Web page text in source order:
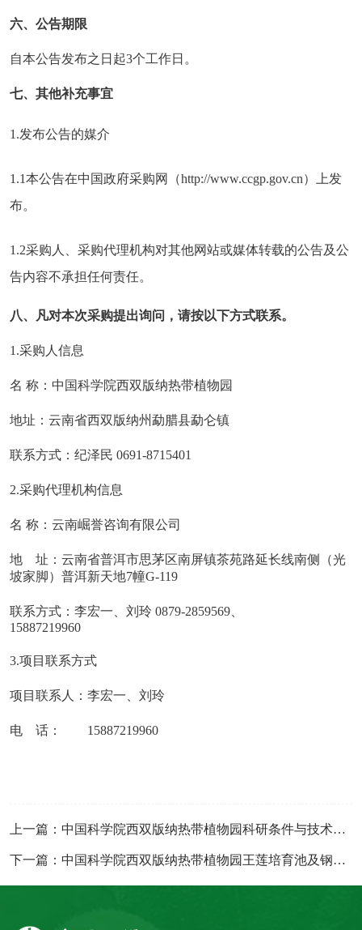
六、公告期限
自本公告发布之日起3个工作日。
七、其他补充事宜
1.发布公告的媒介
1.1本公告在中国政府采购网（http://www.ccgp.gov.cn）上发
布。
1.2采购人、采购代理机构对其他网站或媒体转载的公告及公
告内容不承担任何责任。
八、凡对本次采购提出询问，请按以下方式联系。
1.采购人信息
名 称：中国科学院西双版纳热带植物园
地址：云南省西双版纳州勐腊县勐仑镇
联系方式：纪泽民 0691-8715401
2.采购代理机构信息
名 称：云南崛誉咨询有限公司
地 址：云南省普洱市思茅区南屏镇茶苑路延长线南侧（光
坡家脚）普洱新天地7幢G-119
联系方式：李宏一、刘玲 0879-2859569、
15887219960
3.项目联系方式
项目联系人：李宏一、刘玲
电 话： 15887219960
上一篇：中国科学院西双版纳热带植物园科研条件与技术支撑体系专项设备采购项目（二次）中标公告
下一篇：中国科学院西双版纳热带植物园王莲培育池及钢架温棚工程成交公示